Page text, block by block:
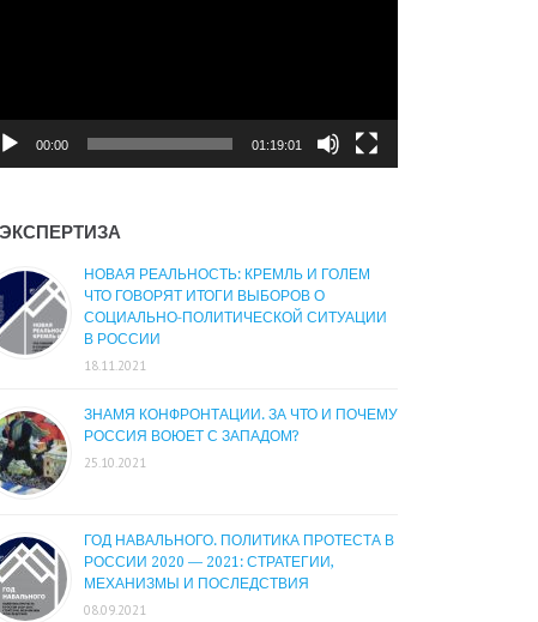
00:00 01:19:01
ЭКСПЕРТИЗА
НОВАЯ РЕАЛЬНОСТЬ: КРЕМЛЬ И ГОЛЕМ
ЧТО ГОВОРЯТ ИТОГИ ВЫБОРОВ О
СОЦИАЛЬНО-ПОЛИТИЧЕСКОЙ СИТУАЦИИ
В РОССИИ
18.11.2021
ЗНАМЯ КОНФРОНТАЦИИ. ЗА ЧТО И ПОЧЕМУ
РОССИЯ ВОЮЕТ С ЗАПАДОМ?
25.10.2021
ГОД НАВАЛЬНОГО. ПОЛИТИКА ПРОТЕСТА В
РОССИИ 2020 — 2021: СТРАТЕГИИ,
МЕХАНИЗМЫ И ПОСЛЕДСТВИЯ
08.09.2021